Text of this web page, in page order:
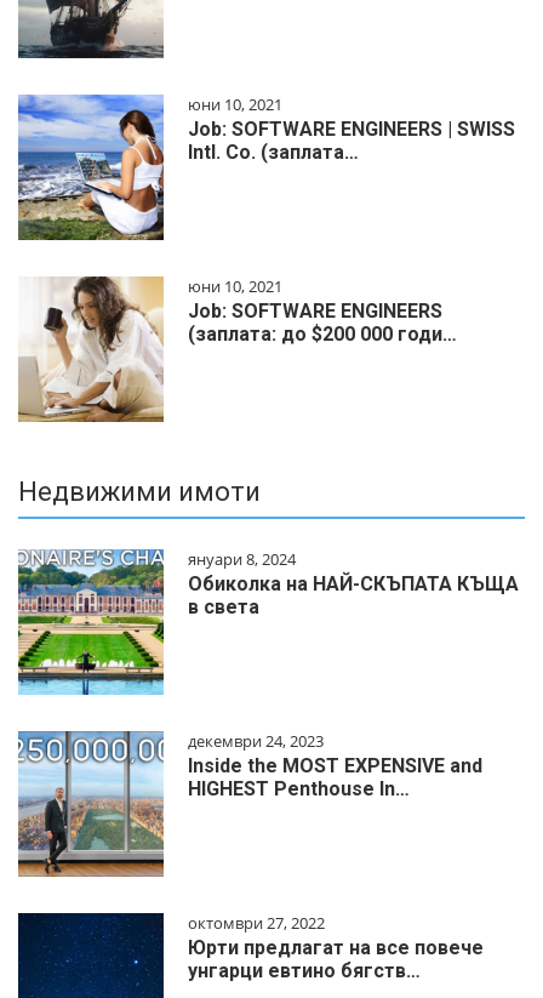
юни 10, 2021
Job: SOFTWARE ENGINEERS | SWISS
Intl. Co. (заплата…
юни 10, 2021
Job: SOFTWARE ENGINEERS
(заплата: до $200 000 годи…
Недвижими имоти
януари 8, 2024
Обиколка на НАЙ-СКЪПАТА КЪЩА
в света
декември 24, 2023
Inside the MOST EXPENSIVE and
HIGHEST Penthouse In…
октомври 27, 2022
Юрти предлагат на все повече
унгарци евтино бягств…